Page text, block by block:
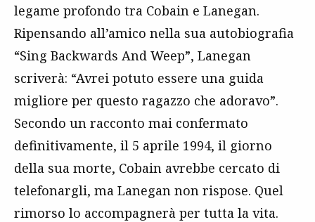
legame profondo tra Cobain e Lanegan.
Ripensando all’amico nella sua autobiografia
“Sing Backwards And Weep”, Lanegan
scriverà: “Avrei potuto essere una guida
migliore per questo ragazzo che adoravo”.
Secondo un racconto mai confermato
definitivamente, il 5 aprile 1994, il giorno
della sua morte, Cobain avrebbe cercato di
telefonargli, ma Lanegan non rispose. Quel
rimorso lo accompagnerà per tutta la vita.